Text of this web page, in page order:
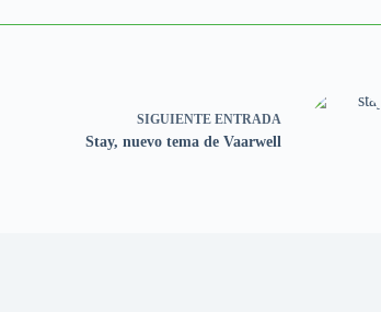
SIGUIENTE ENTRADA
Stay, nuevo tema de Vaarwell